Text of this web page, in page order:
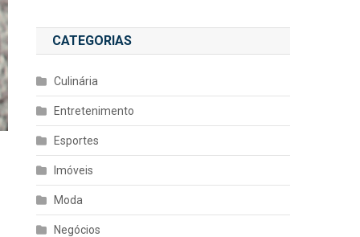
CATEGORIAS
Culinária
Entretenimento
Esportes
Imóveis
Moda
Negócios